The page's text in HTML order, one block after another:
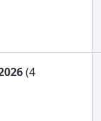
(4